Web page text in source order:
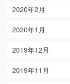
2020年2月
2020年1月
2019年12月
2019年11月